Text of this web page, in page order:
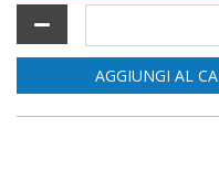
AGGIUNGI AL